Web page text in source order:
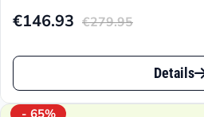
€279.95
Ursprünglicher
Preis
€279.95
€146.93
Aktueller
Preis
€146.93.
Dieses
Produkt
Details
- 65%